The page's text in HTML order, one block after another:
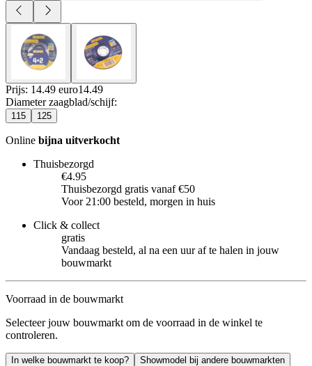
Prijs: 14.49 euro14.49
Diameter zaagblad/schijf:
115 125
Online bijna uitverkocht
Thuisbezorgd
€4.95
Thuisbezorgd gratis vanaf €50
Voor 21:00 besteld, morgen in huis
Click & collect
gratis
Vandaag besteld, al na een uur af te halen in jouw
bouwmarkt
Voorraad in de bouwmarkt
Selecteer jouw bouwmarkt om de voorraad in de winkel te
controleren.
In welke bouwmarkt te koop? Showmodel bij andere bouwmarkten